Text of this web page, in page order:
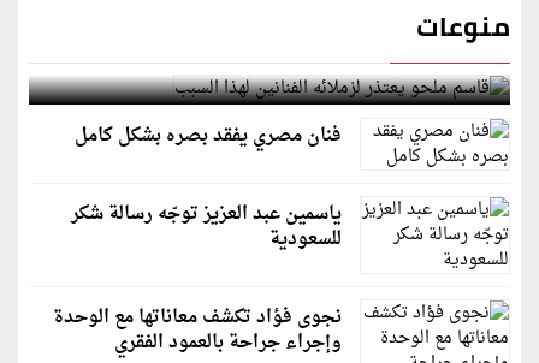
منوعات
قاسم ملحو يعتذر لزملائه الفنانين لهذا السبب
فنان مصري يفقد بصره بشكل كامل
ياسمين عبد العزيز توجّه رسالة شكر
للسعودية
نجوى فؤاد تكشف معاناتها مع الوحدة
وإجراء جراحة بالعمود الفقري